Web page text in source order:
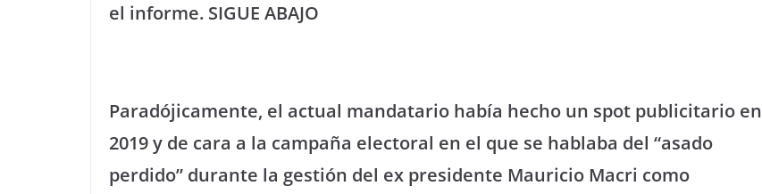
el informe. SIGUE ABAJO
Paradójicamente, el actual mandatario había hecho un spot publicitario en
2019 y de cara a la campaña electoral en el que se hablaba del “asado
perdido” durante la gestión del ex presidente Mauricio Macri como